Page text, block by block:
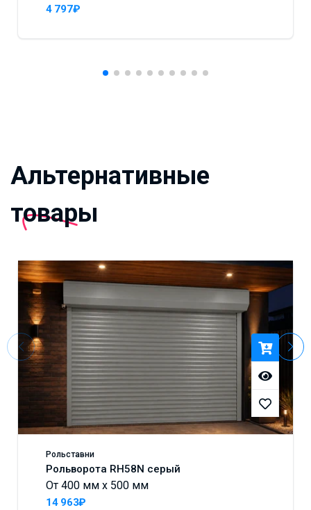
4 797₽
Альтернативные
товары
Рольставни
Рольворота RH58N серый
От 400 мм x 500 мм
14 963₽